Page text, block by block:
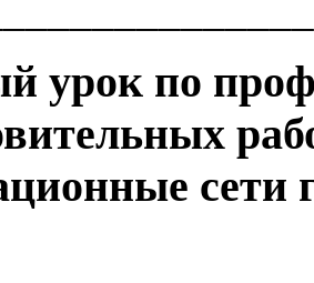
урок по
сети